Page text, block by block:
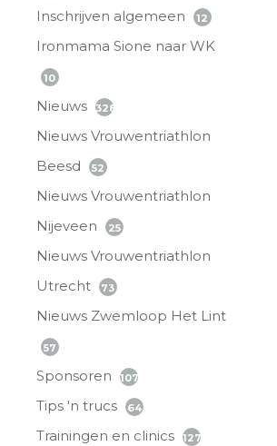
Inschrijven algemeen 12
Ironmama Sione naar WK
10
Nieuws 328
Nieuws Vrouwentriathlon
Beesd
52
Nieuws Vrouwentriathlon
Nijeveen
25
Nieuws Vrouwentriathlon
Utrecht
73
Nieuws Zwemloop Het Lint
57
Sponsoren 107
Tips 'n trucs 64
Trainingen en clinics 127